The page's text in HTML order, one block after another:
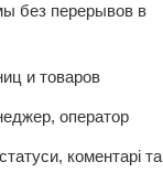
без перерывов в
и товаров
оператор
коментарі та